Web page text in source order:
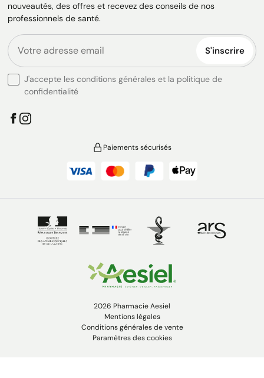
nouveautés, des offres et recevez des conseils de nos
professionnels de santé.
S'inscrire
J'accepte les conditions générales et la politique de
confidentialité
Paiements sécurisés
2026 Pharmacie Aesiel
Mentions légales
Conditions générales de vente
Paramètres des cookies